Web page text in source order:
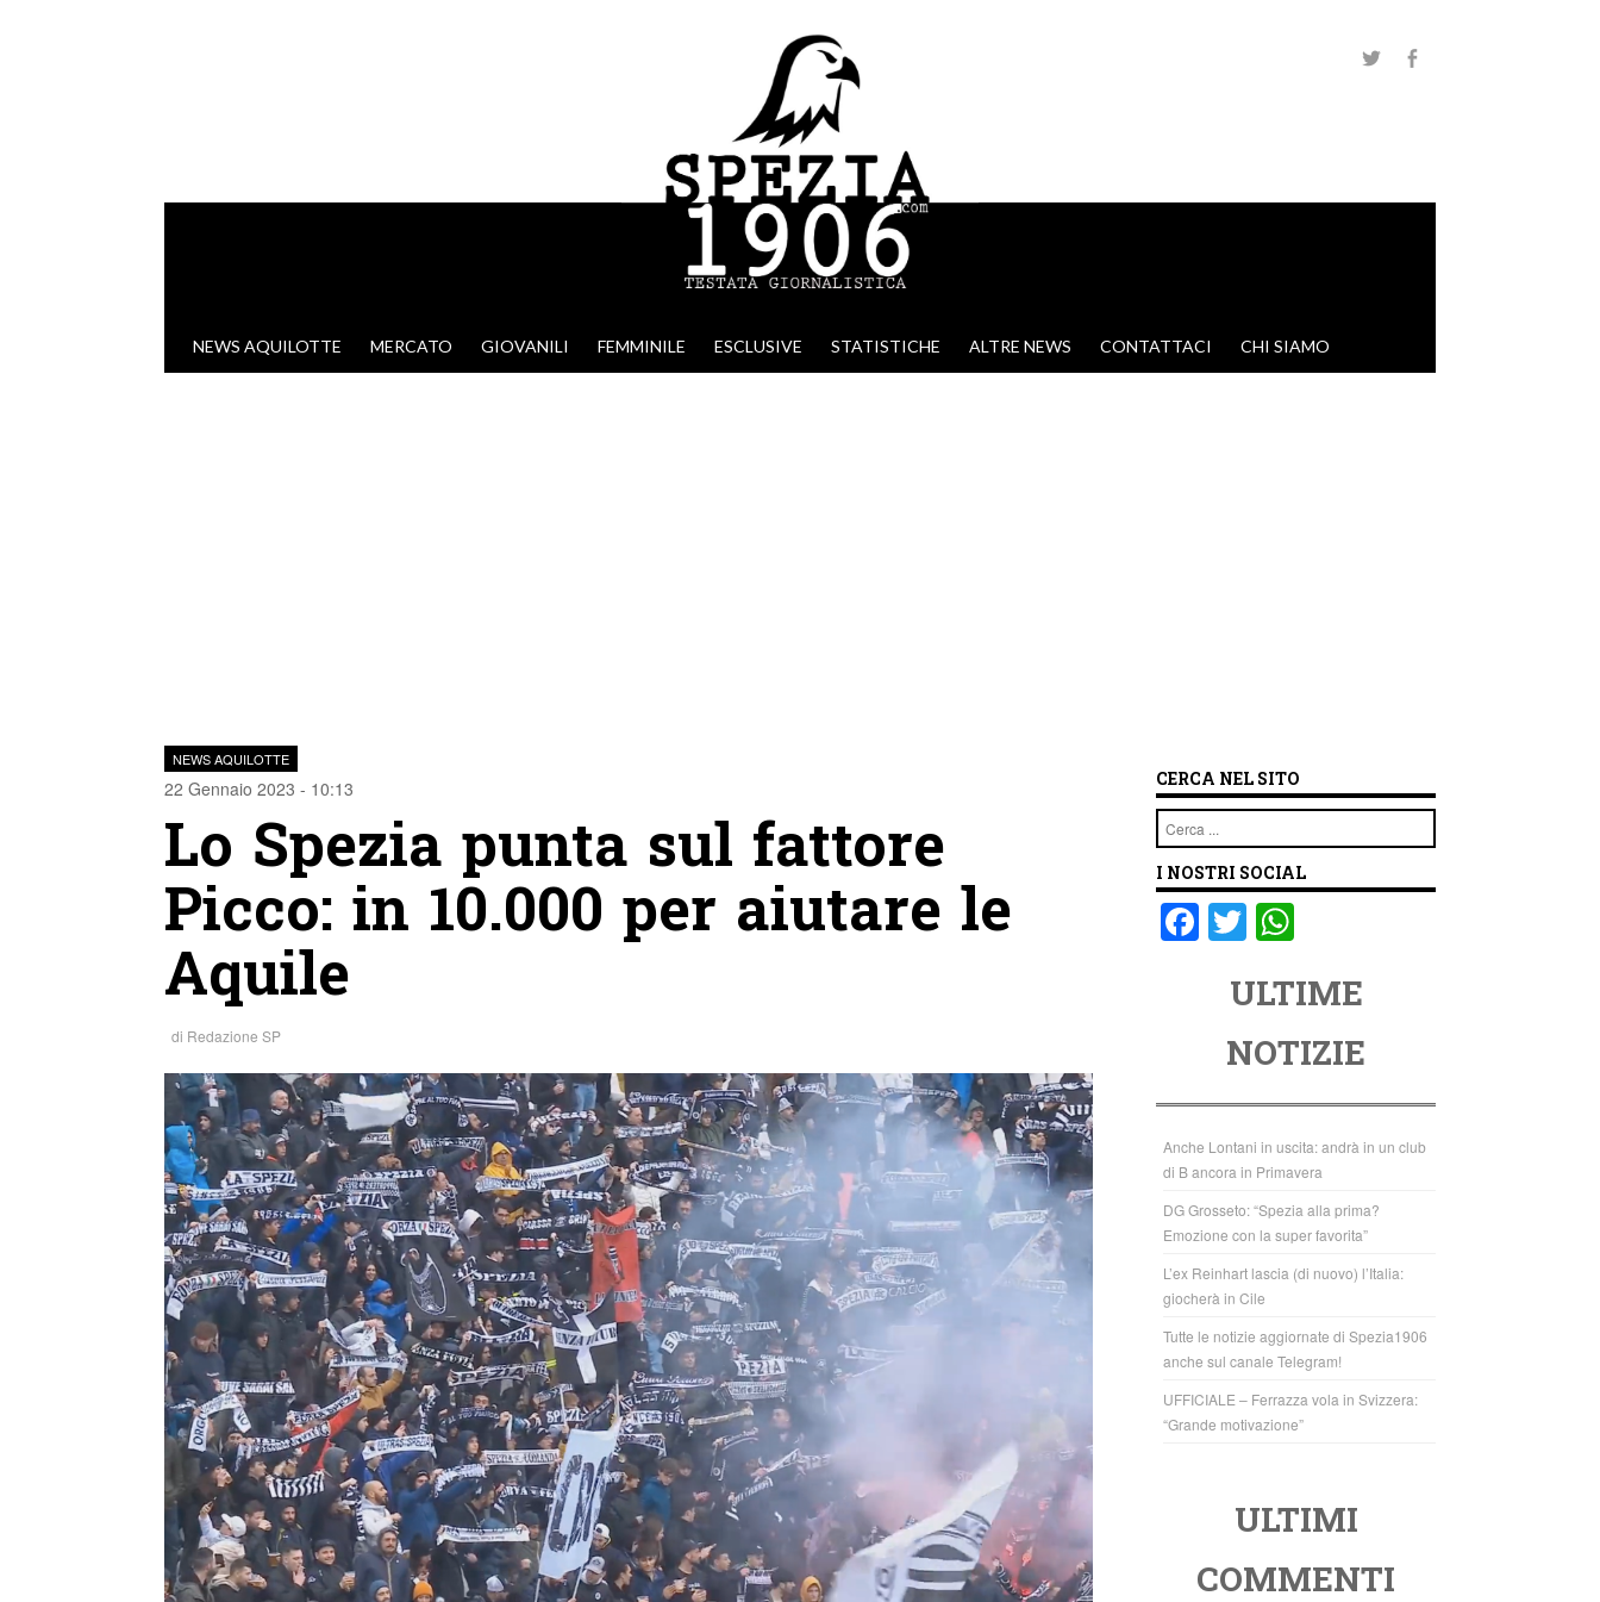
VAI AL CONTENUTO
NEWS AQUILOTTE MERCATO GIOVANILI FEMMINILE ESCLUSIVE STATISTICHE ALTRE NEWS CONTATTACI CHI SIAMO
NEWS AQUILOTTE
22 Gennaio 2023 - 10:13
Lo Spezia punta sul fattore
Picco: in 10.000 per aiutare le
Aquile
di Redazione SP
CERCA NEL SITO
Cerca
I NOSTRI SOCIAL
F
o
o
k
T
tt
er
at
s
A
p
p
ULTIME
NOTIZIE
Anche Lontani in uscita: andrà in un club
di B ancora in Primavera
DG Grosseto: “Spezia alla prima?
Emozione con la super favorita”
L’ex Reinhart lascia (di nuovo) l’Italia:
giocherà in Cile
Tutte le notizie aggiornate di Spezia1906
anche sul canale Telegram!
UFFICIALE – Ferrazza vola in Svizzera:
“Grande motivazione”
ULTIMI
COMMENTI